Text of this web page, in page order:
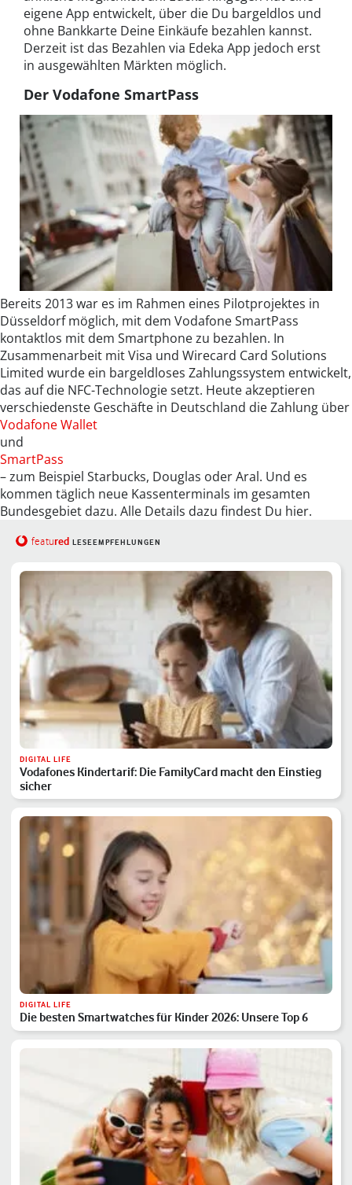
eigene App entwickelt, über die Du bargeldlos und
ohne Bankkarte Deine Einkäufe bezahlen kannst.
Derzeit ist das Bezahlen via Edeka App jedoch erst
in ausgewählten Märkten möglich.
Der Vodafone SmartPass
Bereits 2013 war es im Rahmen eines Pilotprojektes in
Düsseldorf möglich, mit dem Vodafone SmartPass
kontaktlos mit dem Smartphone zu bezahlen. In
Zusammenarbeit mit Visa und Wirecard Card Solutions
Limited wurde ein bargeldloses Zahlungssystem entwickelt,
das auf die NFC-Technologie setzt. Heute akzeptieren
verschiedenste Geschäfte in Deutschland die Zahlung über
Vodafone Wallet
und
SmartPass
– zum Beispiel Starbucks, Douglas oder Aral. Und es
kommen täglich neue Kassenterminals im gesamten
Bundesgebiet dazu. Alle Details dazu findest Du hier.
featured LESEEMPFEHLUNGEN
DIGITAL LIFE
Vodafones Kindertarif: Die FamilyCard macht den Einstieg
sicher
DIGITAL LIFE
Die besten Smartwatches für Kinder 2026: Unsere Top 6